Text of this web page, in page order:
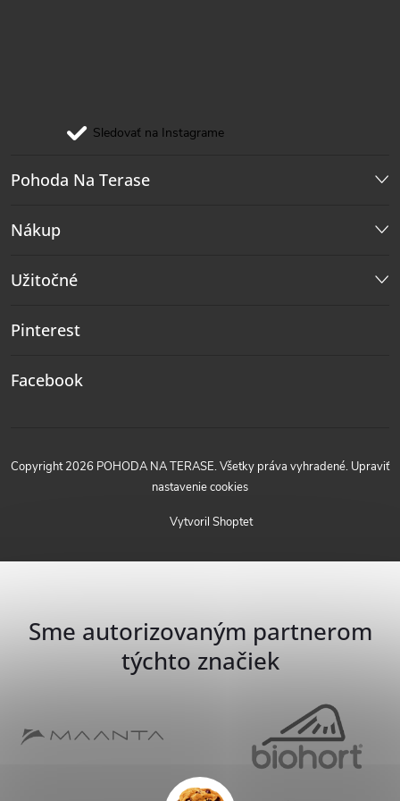
Sledovať na Instagrame
Pohoda Na Terase
Nákup
Užitočné
Pinterest
Facebook
Vytvoril Shoptet
Copyright 2026 POHODA NA TERASE. Všetky práva vyhradené. Upraviť
nastavenie cookies
Sme autorizovaným partnerom
týchto značiek